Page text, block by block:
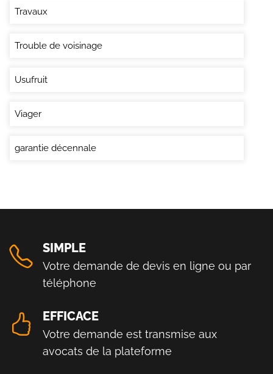
Travaux
Trouble de voisinage
Usufruit
Viager
garantie décennale
SIMPLE
Votre demande de devis en ligne ou par
téléphone
EFFICACE
Votre demande est transmise aux
avocats de la plateforme